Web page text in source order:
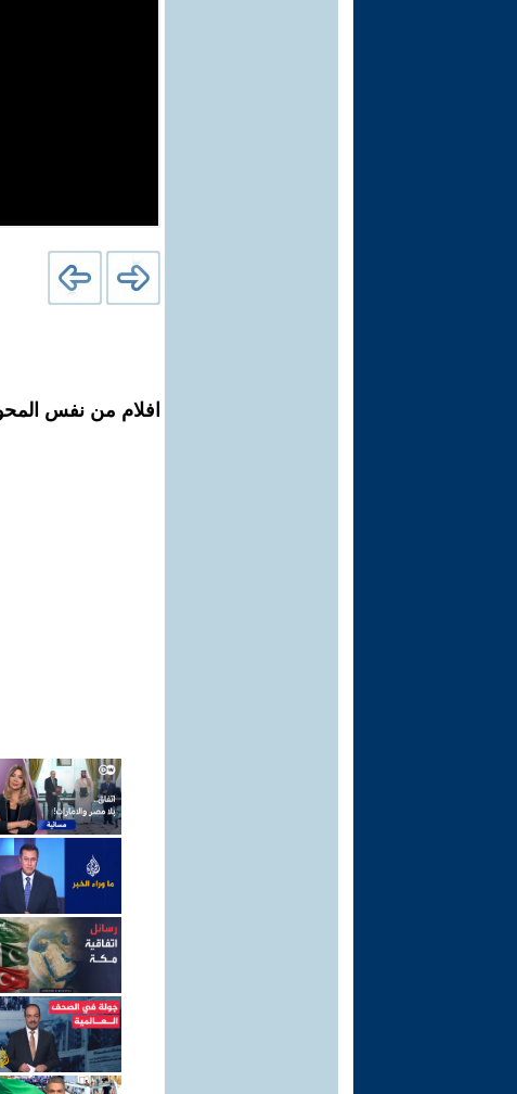
افلام من نفس